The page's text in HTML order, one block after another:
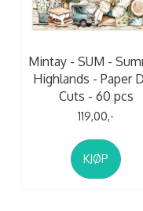
Mintay - SUM -
Highlands - Paper
Cuts - 60 pcs
119,00,-
KJØP